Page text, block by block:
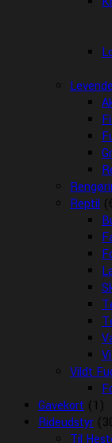
Reptil
Vildt
Gavekort (1)
Rideudstyr
Til